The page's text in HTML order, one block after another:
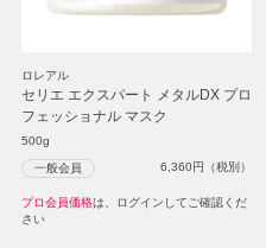
ロレアル
セリエ エクスパート メタルDX プロ
フェッショナル マスク
500g
一般会員 6,360円（税別）
プロ会員価格は、ログインしてご確認くだ
さい